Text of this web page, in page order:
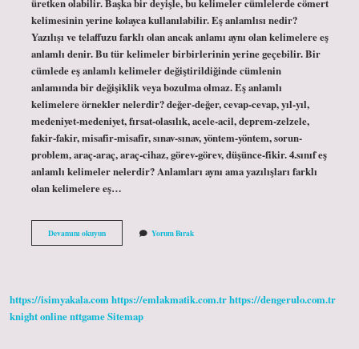
üretken olabilir. Başka bir deyişle, bu kelimeler cümlelerde cömert
kelimesinin yerine kolayca kullanılabilir. Eş anlamlısı nedir?
Yazılışı ve telaffuzu farklı olan ancak anlamı aynı olan kelimelere eş
anlamlı denir. Bu tür kelimeler birbirlerinin yerine geçebilir. Bir
cümlede eş anlamlı kelimeler değiştirildiğinde cümlenin
anlamında bir değişiklik veya bozulma olmaz. Eş anlamlı
kelimelere örnekler nelerdir? değer-değer, cevap-cevap, yıl-yıl,
medeniyet-medeniyet, fırsat-olasılık, acele-acil, deprem-zelzele,
fakir-fakir, misafir-misafir, sınav-sınav, yöntem-yöntem, sorun-
problem, araç-araç, araç-cihaz, görev-görev, düşünce-fikir. 4.sınıf eş
anlamlı kelimeler nelerdir? Anlamları aynı ama yazılışları farklı
olan kelimelere eş…
Devamını okuyunBonkör
Kelimesinin
Yorum Bırak
https://isimyakala.comhttps://emlakmatik.com.trhttps://dengerulo.com.tr
knight onlinenttgameSitemap